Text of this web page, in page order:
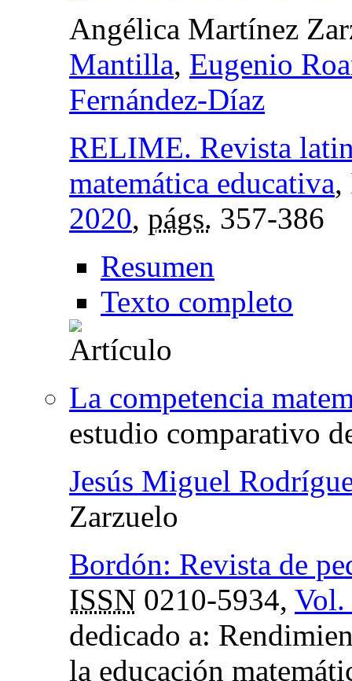
Angélica Martínez
Mantilla, Eugenio
Fernández-Díaz
RELIME. Revista
matemática educativa,
2020, págs. 357-386
Resumen
Texto completo
La competencia
estudio comparativo
Jesús Miguel
Zarzuelo
Bordón: Revista de
ISSN 0210-5934, Vol.
dedicado a:
la educación